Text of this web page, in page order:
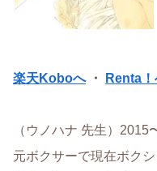
楽天Koboへ・ Renta！
（ウノハナ 先生）2015
元ボクサーで現在ボク